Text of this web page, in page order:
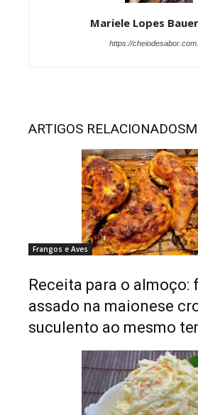
Mariele Lopes
https://
ARTIGOS RELACIONADOS
Frangos e Aves
Receita para o almoço:
assado na maionese
suculento ao mesmo